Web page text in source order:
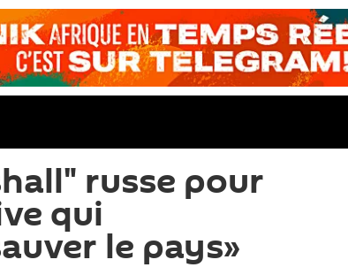
russe pour
qui
le pays»